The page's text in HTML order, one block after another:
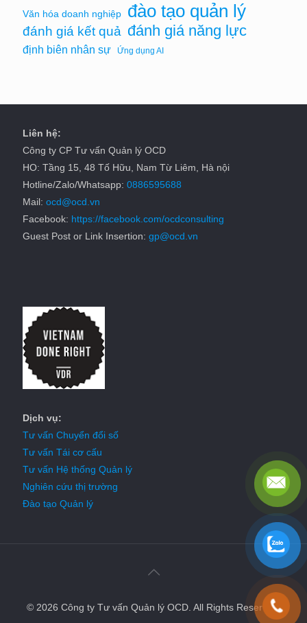
Văn hóa doanh nghiệp đào tạo quản lý
đánh giá kết quả đánh giá năng lực
định biên nhân sự Ứng dụng AI
Liên hệ:
Công ty CP Tư vấn Quản lý OCD
HO: Tầng 15, 48 Tố Hữu, Nam Từ Liêm, Hà nội
Hotline/Zalo/Whatsapp: 0886595688
Mail: ocd@ocd.vn
Facebook: https://facebook.com/ocdconsulting
Guest Post or Link Insertion: gp@ocd.vn
Dịch vụ:
Tư vấn Chuyển đổi số
Tư vấn Tái cơ cấu
Tư vấn Hệ thống Quản lý
Nghiên cứu thị trường
Đào tạo Quản lý
© 2026 Công ty Tư vấn Quản lý OCD. All Rights Reserved.